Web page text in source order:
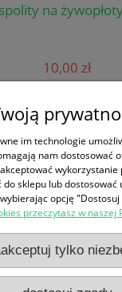
na
10,00 zł
Informacje
Panel klienta
Zakupy
Pomoc
im technologie
nam dostosować
wykorzystanie
sklepu lub dostosować
opcję "Dostosuj
przeczytasz w naszej
tylko